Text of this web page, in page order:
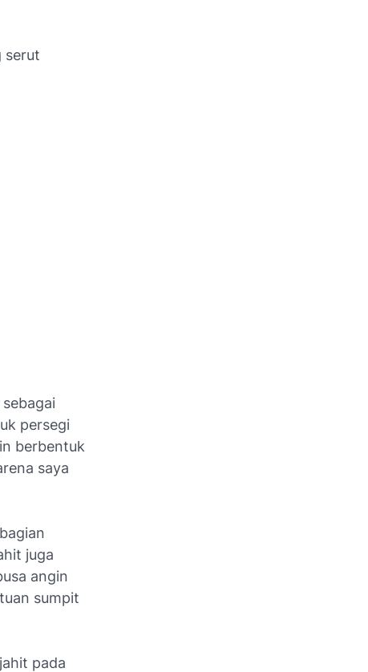
serut
persegi
berbentuk
saya
juga
angin
sumpit
pada